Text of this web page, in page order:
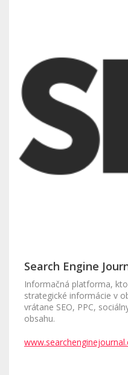
Search Engine
Informačná platforma,
strategické informácie v
vrátane SEO, PPC,
obsahu.